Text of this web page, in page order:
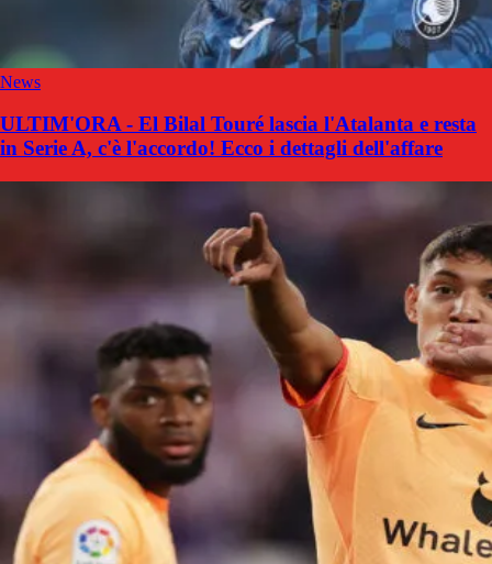
News
ULTIM'ORA - El Bilal Touré lascia l'Atalanta e resta
in Serie A, c'è l'accordo! Ecco i dettagli dell'affare